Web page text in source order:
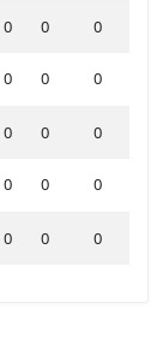
0 0 0
0 0 0
0 0 0
0 0 0
0 0 0